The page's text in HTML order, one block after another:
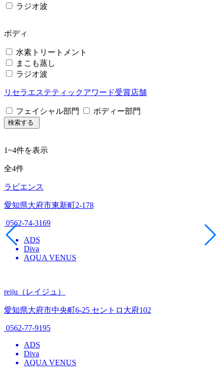
ラジオ波
ボディ
水素トリートメント
まこも蒸し
ラジオ波
リセラエステティックアワード受賞店舗
フェイシャル部門 ボディー部門
検索する
1~4件を表示
全4件
ラビエンス
愛知県大府市東新町2-178
0562-74-3169
ADS
Diva
AQUA VENUS
reiju（レイジュ）
愛知県大府市中央町6-25 セントロ大府102
0562-77-9195
ADS
Diva
AQUA VENUS